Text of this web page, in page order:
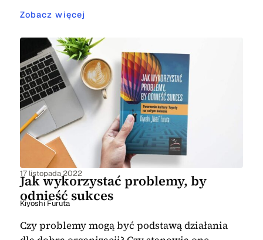
Zobacz więcej
17 listopada 2022
Jak wykorzystać problemy, by
odnieść sukces
Kiyoshi Furuta
Czy problemy mogą być podstawą działania